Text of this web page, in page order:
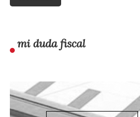
mi duda fiscal